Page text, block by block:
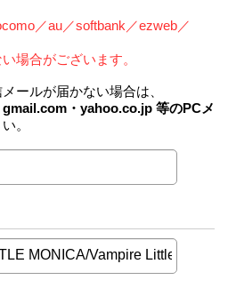
／au／softbank／ezweb／
場合がございます。
ールが届かない場合は、
gmail.com・yahoo.co.jp 等のPCメ
。